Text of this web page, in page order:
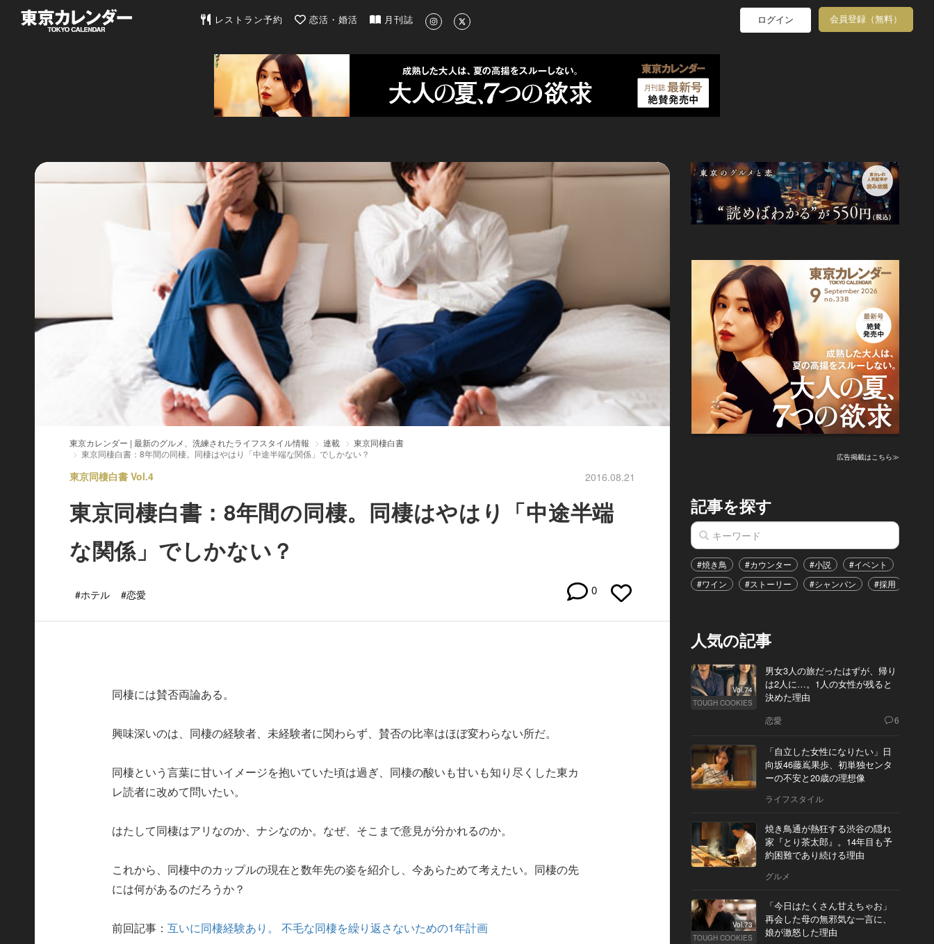
東京カレンダー | 最新のグルメ、洗練されたライフスタイル情報
レストラン予約 恋活・婚活 月刊誌 ログイン 会員登録（無料）
東京カレンダー | 最新のグルメ、洗練されたライフスタイル情報 連載
東京同棲白書
東京同棲白書：8年間の同棲。同棲はやはり「中途半端な関係」でしかない？
東京同棲白書 Vol.4 2016.08.21
東京同棲白書：8年間の同棲。同棲はやはり「中途半端
な関係」でしかない？
#ホテル #恋愛 0
同棲には賛否両論ある。
興味深いのは、同棲の経験者、未経験者に関わらず、賛否の比率はほぼ変わらない所だ。
同棲という言葉に甘いイメージを抱いていた頃は過ぎ、同棲の酸いも甘いも知り尽くした東カ
レ読者に改めて問いたい。
はたして同棲はアリなのか、ナシなのか。なぜ、そこまで意見が分かれるのか。
これから、同棲中のカップルの現在と数年先の姿を紹介し、今あらためて考えたい。同棲の先
には何があるのだろうか？
前回記事：互いに同棲経験あり。 不毛な同棲を繰り返さないための1年計画
広告掲載はこちら≫
記事を探す
#焼き鳥 #カウンター #小説 #イベント
#ワイン
#ストーリー #シャンパン #採用
人気の記事
Vol.74
TOUGH COOKIES
男女3人の旅だったはずが、帰り
は2人に…。1人の女性が残ると
決めた理由
恋愛 6
「自立した女性になりたい」日
向坂46藤嶌果歩、初単独センタ
ーの不安と20歳の理想像
ライフスタイル
焼き鳥通が熱狂する渋谷の隠れ
家『とり茶太郎』。14年目も予
約困難であり続ける理由
グルメ
Vol.73
TOUGH COOKIES
「今日はたくさん甘えちゃお」
再会した母の無邪気な一言に、
娘が激怒した理由